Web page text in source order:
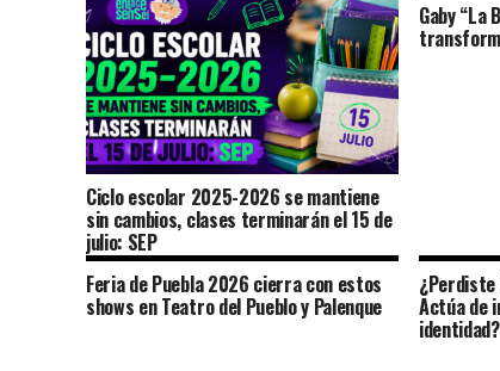
Ciclo escolar 2025-2026 se mantiene
sin cambios, clases terminarán el 15 de
julio: SEP
Gaby “La
Feria de Puebla 2026 cierra con estos
shows en Teatro del Pueblo y Palenque Actúa de
identidad?